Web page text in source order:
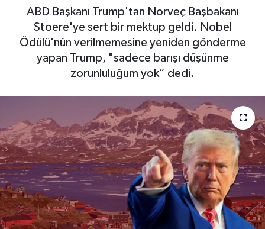
ABD Başkanı Trump'tan Norveç Başbakanı
Stoere'ye sert bir mektup geldi. Nobel
Ödülü'nün verilmemesine yeniden gönderme
yapan Trump, "sadece barışı düşünme
zorunluluğum yok” dedi.